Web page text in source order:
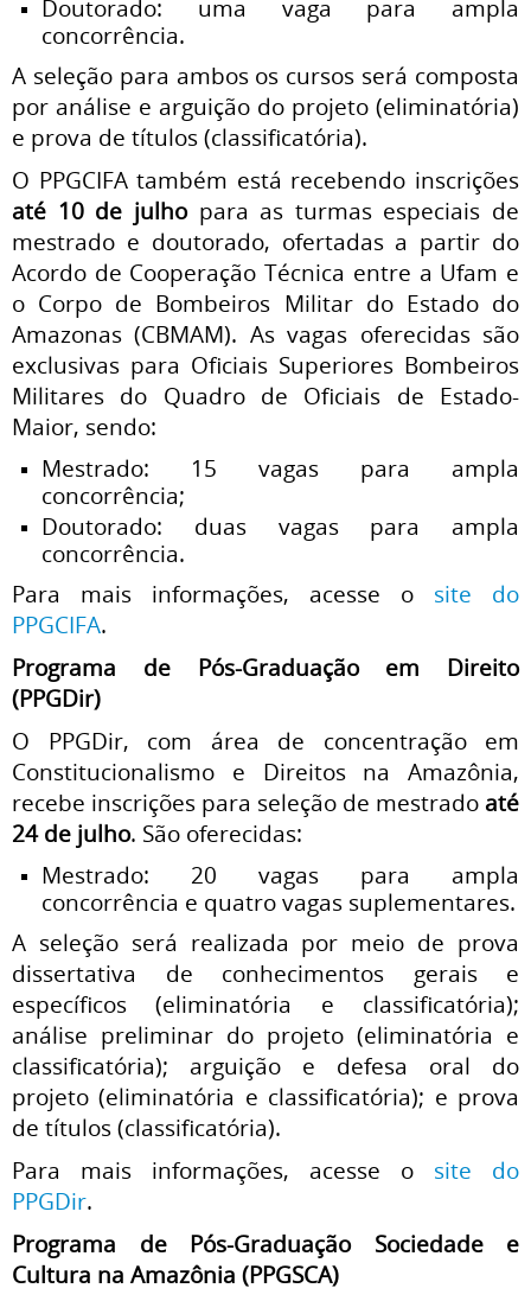
Doutorado: uma vaga para ampla
concorrência.
A seleção para ambos os cursos será composta
por análise e arguição do projeto (eliminatória)
e prova de títulos (classificatória).
O PPGCIFA também está recebendo inscrições
até 10 de julhopara as turmas especiais de
mestrado e doutorado, ofertadas a partir do
Acordo de Cooperação Técnica entre a Ufam e
o Corpo de Bombeiros Militar do Estado do
Amazonas (CBMAM). As vagas oferecidas são
exclusivas para Oficiais Superiores Bombeiros
Militares do Quadro de Oficiais de Estado-
Maior, sendo:
Mestrado: 15 vagas para ampla
concorrência;
Doutorado: duas vagas para ampla
concorrência.
Para mais informações, acesse o site do
PPGCIFA.
Programa de Pós-Graduação em Direito
(PPGDir)
O PPGDir, com área de concentração em
Constitucionalismo e Direitos na Amazônia,
recebe inscrições para seleção de mestrado até
24 de julho. São oferecidas:
Mestrado: 20 vagas para ampla
concorrência e quatro vagas suplementares.
A seleção será realizada por meio de prova
dissertativa de conhecimentos gerais e
específicos (eliminatória e classificatória);
análise preliminar do projeto (eliminatória e
classificatória); arguição e defesa oral do
projeto (eliminatória e classificatória); e prova
de títulos (classificatória).
Para mais informações, acesse o site do
PPGDir.
Programa de Pós-Graduação Sociedade e
Cultura na Amazônia (PPGSCA)